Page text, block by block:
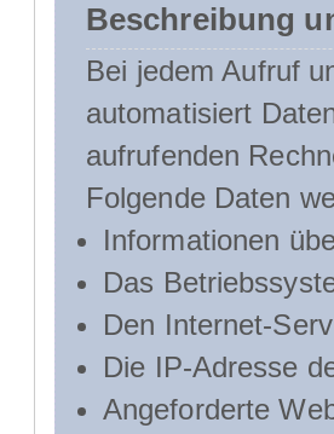
Beschreibung
Bei jedem Aufruf
automatisiert
aufrufenden
Folgende Daten
Informationen
Das
Den Internet-
Die IP-Adresse
Angeforderte